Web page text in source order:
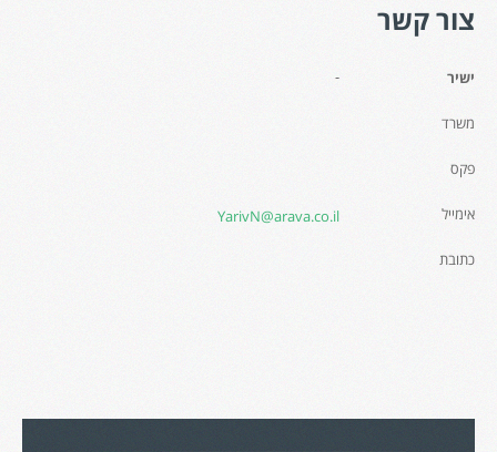
צור קשר
ישיר
משרד
פקס
אימייל
כתובת
-
YarivN@arava.co.il